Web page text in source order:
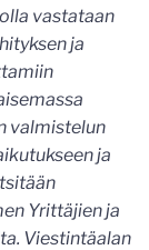
vastataan
ja
valmistelun
ja
Yrittäjien ja
Viestintäalan